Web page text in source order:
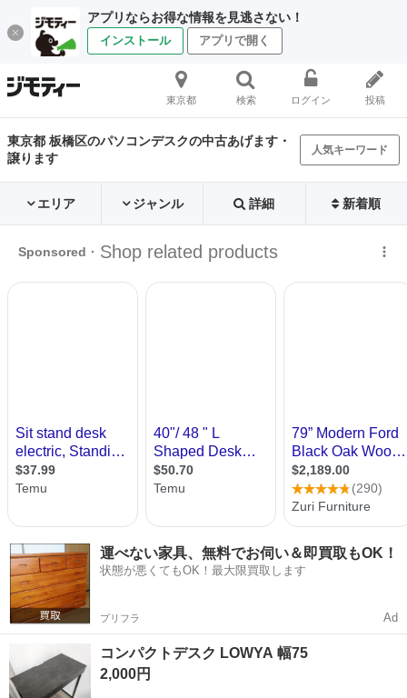
アプリならお得な情報を見逃さない！
インストール アプリで開く
東京都 検索 ログイン 投稿
東京都 板橋区のパソコンデスクの中古あげます・
譲ります
人気キーワード
エリア ジャンル 詳細 新着順
運べない家具、無料でお伺い＆即買取もOK！
状態が悪くてもOK！最大限買取します
プリフラ Ad
コンパクトデスク LOWYA 幅75
2,000円